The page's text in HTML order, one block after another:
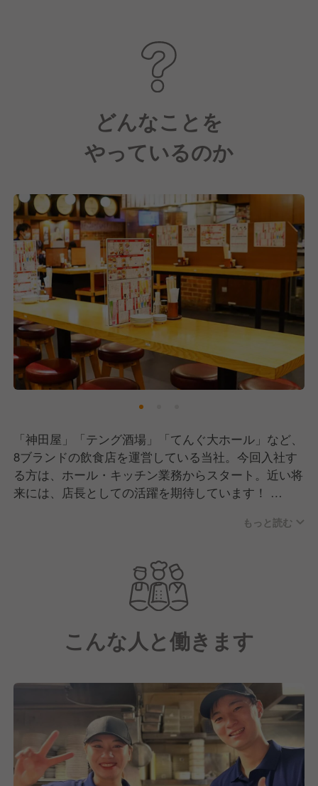
どんなことを
やっているのか
「神田屋」「テング酒場」「てんぐ大ホール」など、
8ブランドの飲食店を運営している当社。今回入社す
る方は、ホール・キッチン業務からスタート。近い将
来には、店長としての活躍を期待しています！
◎炭火串焼 テング酒場
◎和食れすとらん 天狗
◎ミートキッチン log50
◎湊や磯吉食堂
今後は年間5店舗以上のペースでの新規出店を計画し
ており、店長などのポストも誕生予定です。そこで今
回、当社の将来を担う人材を大募集！人柄・熱意重視
の選考なので、未経験の方も安心してご応募くださ
い！
もっと読む
こんな人と働きます